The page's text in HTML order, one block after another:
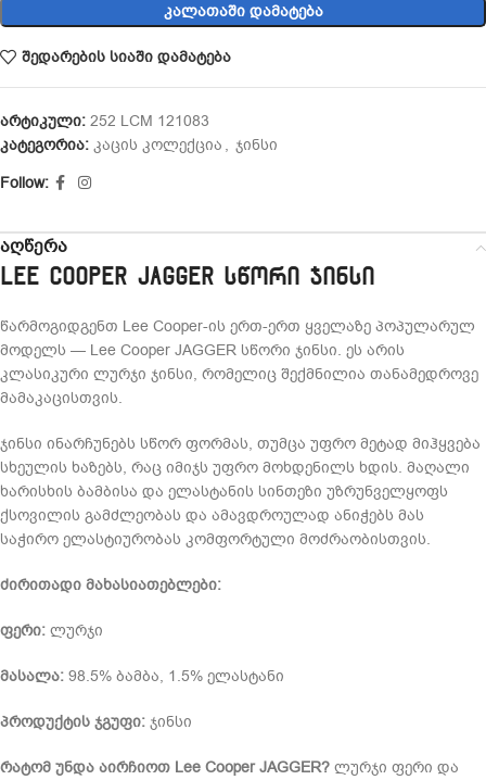
ᲙᲐᲚᲐᲗᲐᲨᲘ ᲓᲐᲛᲐᲢᲔᲑᲐ
შედარების სიაში დამატება
არტიკული: 252 LCM 121083
კატეგორია: კაცის კოლექცია , ჯინსი
Follow:
აღწერა
Lee Cooper JAGGER სწორი ჯინსი
წარმოგიდგენთ Lee Cooper-ის ერთ-ერთ ყველაზე პოპულარულ
მოდელს — Lee Cooper JAGGER სწორი ჯინსი. ეს არის
კლასიკური ლურჯი ჯინსი, რომელიც შექმნილია თანამედროვე
მამაკაცისთვის.
ჯინსი ინარჩუნებს სწორ ფორმას, თუმცა უფრო მეტად მიჰყვება
სხეულის ხაზებს, რაც იმიჯს უფრო მოხდენილს ხდის. მაღალი
ხარისხის ბამბისა და ელასტანის სინთეზი უზრუნველყოფს
ქსოვილის გამძლეობას და ამავდროულად ანიჭებს მას
საჭირო ელასტიურობას კომფორტული მოძრაობისთვის.
ძირითადი მახასიათებლები:
ფერი: ლურჯი
მასალა: 98.5% ბამბა, 1.5% ელასტანი
პროდუქტის ჯგუფი: ჯინსი
რატომ უნდა აირჩიოთ Lee Cooper JAGGER? ლურჯი ფერი და